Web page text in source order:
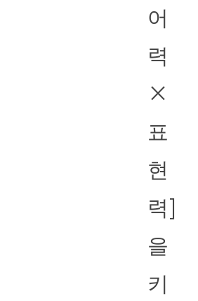
어
력
×
표
현
력]
을
키